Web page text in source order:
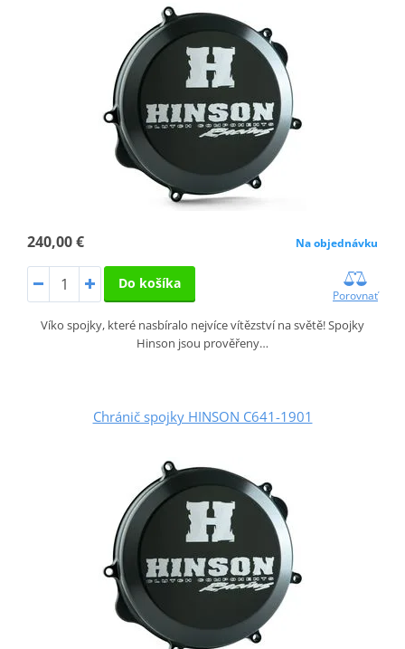
240,00 € Na objednávku
Do košíka
Porovnať
Víko spojky, které nasbíralo nejvíce vítězství na světě! Spojky
Hinson jsou prověřeny…
Chránič spojky HINSON C641-1901